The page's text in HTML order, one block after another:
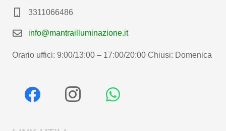
3311066486
info@mantrailluminazione.it
Orario uffici: 9:00/13:00 – 17:00/20:00 Chiusi: Domenica